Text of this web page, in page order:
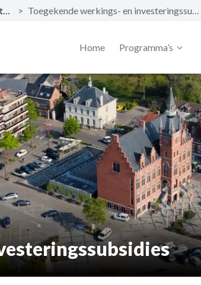
Documentatie > Toegekende werkings- en investeringssubsidies
Home Programma’s